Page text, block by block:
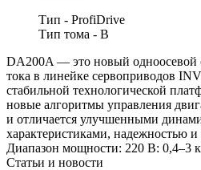
Тип - ProfiDrive
Тип тома - B
DA200A — это новый одноосевой
тока в линейке сервоприводов
стабильной технологической
новые алгоритмы управления
и отличается улучшенными
характеристиками, надежностью и
Диапазон мощности: 220 В: 0,4–3
Статьи и новости